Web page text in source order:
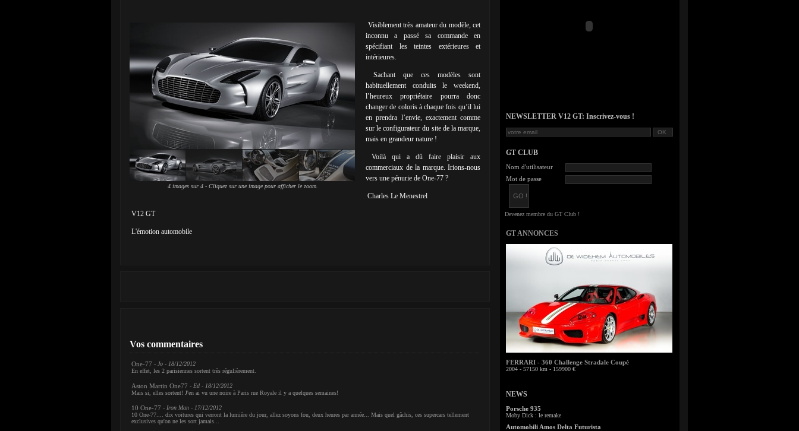
4 images sur 4 - Cliquez sur une image pour afficher le zoom.
Visiblement très amateur du modèle, cet
inconnu a passé sa commande en
spécifiant les teintes extérieures et
intérieures.
Sachant que ces modèles sont
habituellement conduits le weekend,
l’heureux propriétaire pourra donc
changer de coloris à chaque fois qu’il lui
en prendra l’envie, exactement comme
sur le configurateur du site de la marque,
mais en grandeur nature !
Voilà qui a dû faire plaisir aux
commerciaux de la marque. Irions-nous
vers une pénurie de One-77 ?
Charles Le Menestrel
V12 GT
L'émotion automobile
Vos commentaires
One-77 - Jo - 18/12/2012
En effet, les 2 parisiennes sortent très régulièrement.
Aston Martin One77 - Ed - 18/12/2012
Mais si, elles sortent! J'en ai vu une noire à Paris rue Royale il y a quelques semaines!
10 One-77 - Iron Man - 17/12/2012
10 One-77.... dix voitures qui verront la lumière du jour, allez soyons fou, deux heures par année... Mais quel gâchis, ces supercars tellement
exclusives qu'on ne les sort jamais...
NEWSLETTER V12 GT: Inscrivez-vous !
GT CLUB
Nom d'utilisateur
Mot de passe
GT ANNONCES
FERRARI - 360 Challenge Stradale Coupé
2004 - 57150 km - 159900 €
NEWS
Porsche 935
Moby Dick : le remake
Automobili Amos Delta Futurista